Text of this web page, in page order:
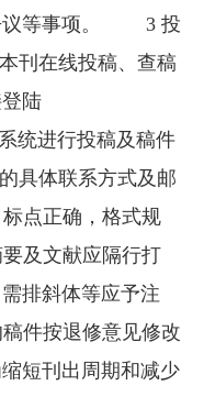
议等事项。 3 投
刊在线投稿、查稿
陆
统进行投稿及稿件
具体联系方式及邮
点正确，格式规
及文献应隔行打
排斜体等应予注
件按退修意见修改
短刊出周期和减少